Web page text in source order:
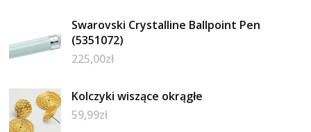
Swarovski Crystalline Ballpoint Pen
(5351072)
225,00zł
Kolczyki wiszące okrągłe
59,99zł